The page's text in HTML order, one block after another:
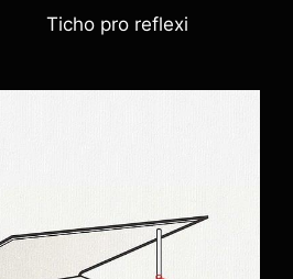
Ticho pro reflexi